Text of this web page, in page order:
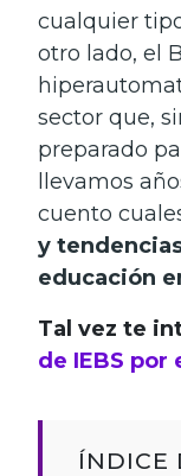
cualquier
otro lado, el
sector que,
preparado
llevamos
cuento
y
educación
Tal vez te
de IEBS por
ÍNDICE